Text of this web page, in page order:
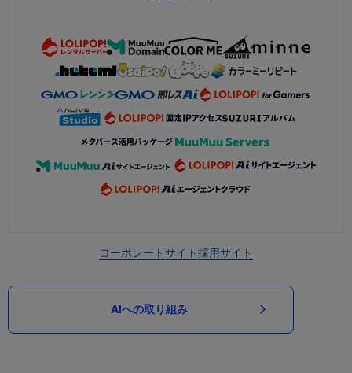
コーポレートサイト採用サイト
AIへの取り組み